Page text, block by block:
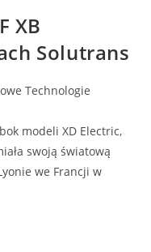
XB
Solutrans
Technologie
modeli XD Electric,
swoją światową
we Francji w